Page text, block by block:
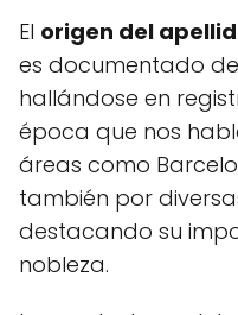
El origen del
es documentado
hallándose en
época que nos
áreas como
también por
destacando su
nobleza.